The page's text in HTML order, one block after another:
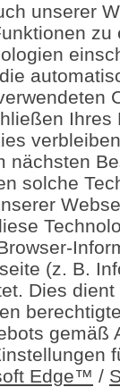
unserer
Ihres
nächsten
solche
(z. B.
Dies
gemäß
Edge™ /